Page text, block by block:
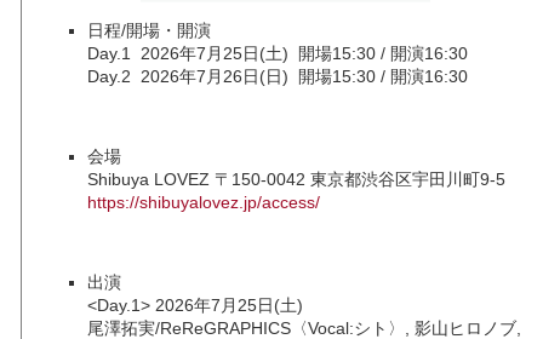
日程/開場・開演
Day.1 2026年7月25日(土) 開場15:30 / 開演16:30
Day.2 2026年7月26日(日) 開場15:30 / 開演16:30
会場
Shibuya LOVEZ 〒150-0042 東京都渋谷区宇田川町9-5
https://shibuyalovez.jp/access/
出演
<Day.1> 2026年7月25日(土)
尾澤拓実/ReReGRAPHICS〈Vocal:シト〉, 影山ヒロノブ,